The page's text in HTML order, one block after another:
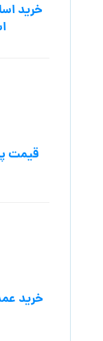
خرید
قیمت
خرید